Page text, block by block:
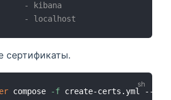
- kibana
- localhost
сертификаты.
compose -f create-certs.yml --